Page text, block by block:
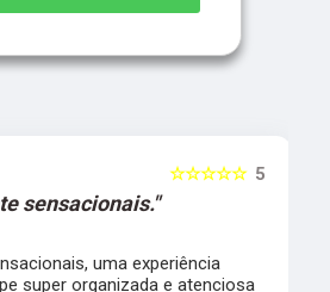
5
☆☆☆☆☆
sensacionais."
uma experiência
super organizada e atenciosa